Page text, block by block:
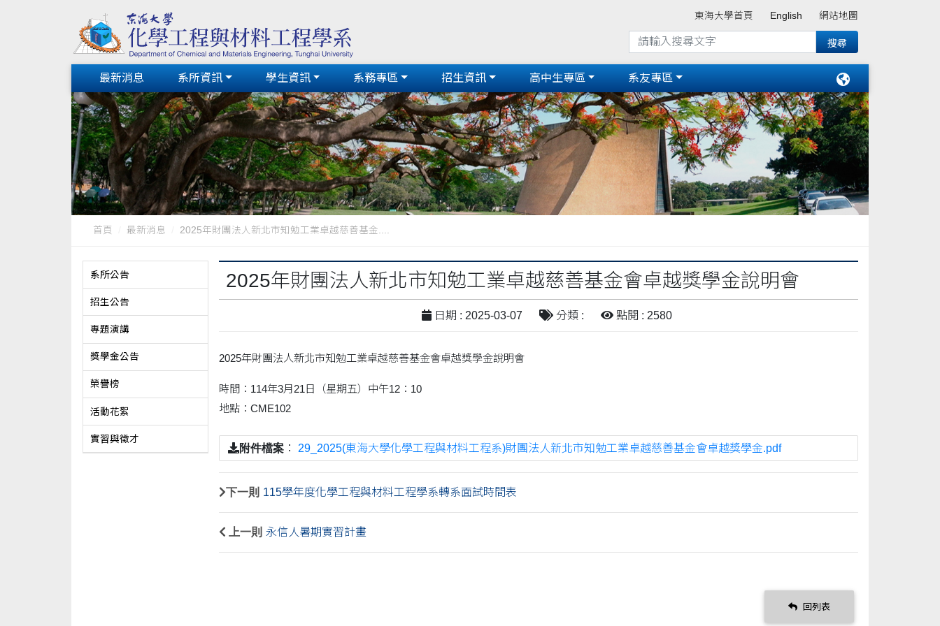
東海大學首頁 English 網站地圖
最新消息 系所資訊 學生資訊 系務專區 招生資訊 高中生專區 系友專區
首頁 最新消息 2025年財團法人新北市知勉工業卓越慈善基金....
系所公告
招生公告
專題演講
獎學金公告
榮譽榜
活動花絮
實習與徵才
2025年財團法人新北市知勉工業卓越慈善基金會卓越獎學金說明會
日期 : 2025-03-07 分類 : 點閱 : 2580
2025年財團法人新北市知勉工業卓越慈善基金會卓越獎學金說明會
時間：114年3月21日（星期五）中午12：10
地點：CME102
附件檔案 ： 29_2025(東海大學化學工程與材料工程系)財團法人新北市知勉工業卓越慈善基金會卓越獎學金.pdf
下一則 115學年度化學工程與材料工程學系轉系面試時間表
上一則 永信人暑期實習計畫
回列表